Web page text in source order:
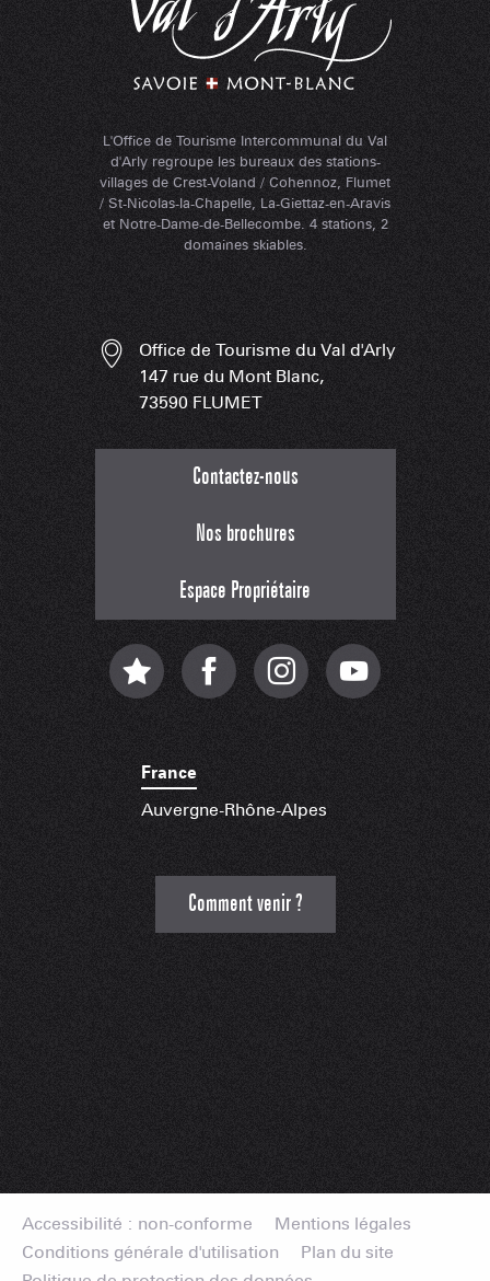
L'Office de Tourisme Intercommunal du Val
d'Arly regroupe les bureaux des stations-
villages de Crest-Voland / Cohennoz, Flumet
/ St-Nicolas-la-Chapelle, La-Giettaz-en-Aravis
et Notre-Dame-de-Bellecombe. 4 stations, 2
domaines skiables.
Office de Tourisme du Val d'Arly
147 rue du Mont Blanc,
73590 FLUMET
Contactez-nous
Nos brochures
Espace Propriétaire
France
Auvergne-Rhône-Alpes
Comment venir ?
Accessibilité : non-conforme
Mentions légales
Conditions générale d'utilisation
Plan du site